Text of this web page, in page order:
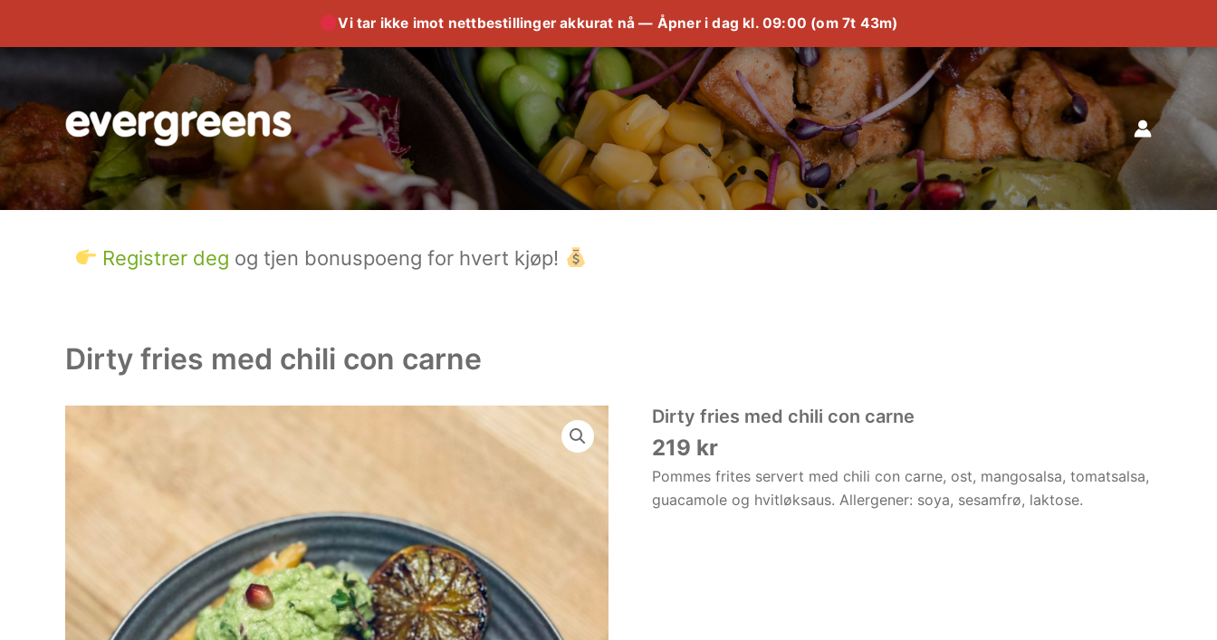
Vi tar ikke imot nettbestillinger akkurat nå — Åpner i dag kl. 09:00 (om 7t 43m)
til
innholdet
Registrer deg og tjen bonuspoeng for hvert kjøp!
Dirty fries med chili con carne
Dirty fries med chili con carne
219 kr
Pommes frites servert med chili con carne, ost, mangosalsa, tomatsalsa,
guacamole og hvitløksaus. Allergener: soya, sesamfrø, laktose.